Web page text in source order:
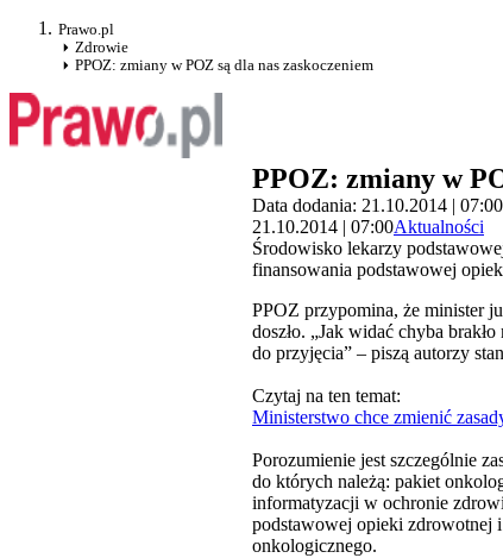
Prawo.pl
Zdrowie
PPOZ: zmiany w POZ są dla nas zaskoczeniem
PPOZ: zmiany w
Data dodania: 21.10.2014 | 07:00
21.10.2014 | 07:00Aktualności
Środowisko lekarzy
finansowania podstawowej
PPOZ przypomina, że minister
doszło. „Jak widać chyba
do przyjęcia” – piszą autorzy
Czytaj na ten temat:
Ministerstwo chce zmienić
Porozumienie jest szczególnie
do których należą: pakiet
informatyzacji w ochronie
podstawowej opieki zdrowotnej
onkologicznego.